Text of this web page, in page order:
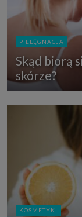
PIELĘGNACJA
Skąd biorą
skórze?
KOSMETYKI